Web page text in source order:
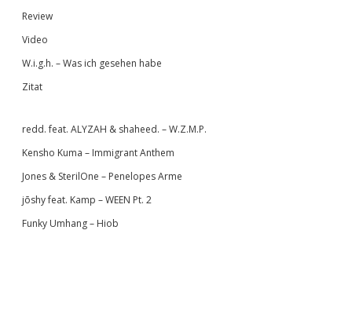
Review
Video
W.i.g.h. – Was ich gesehen habe
Zitat
redd. feat. ALYZAH & shaheed. – W.Z.M.P.
Kensho Kuma – Immigrant Anthem
Jones & SterilOne – Penelopes Arme
jōshy feat. Kamp – WEEN Pt. 2
Funky Umhang – Hiob